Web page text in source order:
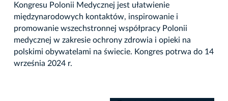
Kongresu Polonii Medycznej jest ułatwienie
międzynarodowych kontaktów, inspirowanie i
promowanie wszechstronnej współpracy Polonii
medycznej w zakresie ochrony zdrowia i opieki na
polskimi obywatelami na świecie. Kongres potrwa do 14
września 2024 r.